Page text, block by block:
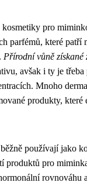
pro
parfémů, které patří
Přírodní vůně získané
avšak i ty je
Mnoho
produkty,
běžně používají jako
produktů pro